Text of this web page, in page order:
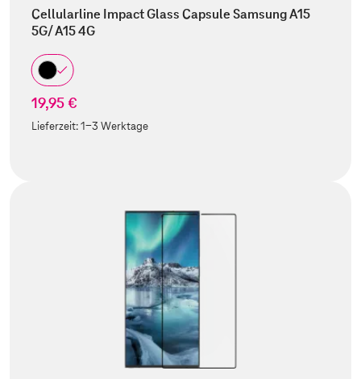
Cellularline Impact Glass Capsule Samsung A15
5G/ A15 4G
19,95 €
Lieferzeit:1-3 Werktage